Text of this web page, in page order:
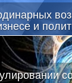
и